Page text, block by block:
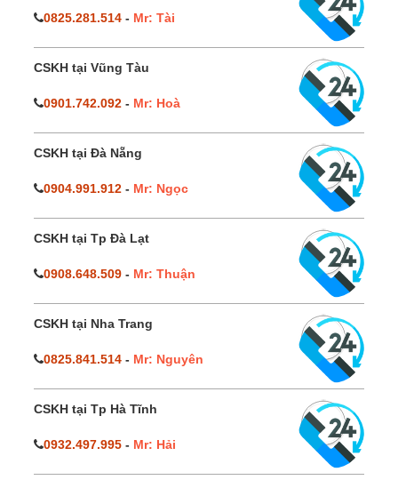
0825.281.514 - Mr: Tài
CSKH tại Vũng Tàu
0901.742.092 - Mr: Hoà
CSKH tại Đà Nẵng
0904.991.912 - Mr: Ngọc
CSKH tại Tp Đà Lạt
0908.648.509 - Mr: Thuận
CSKH tại Nha Trang
0825.841.514 - Mr: Nguyên
CSKH tại Tp Hà Tĩnh
0932.497.995 - Mr: Hải